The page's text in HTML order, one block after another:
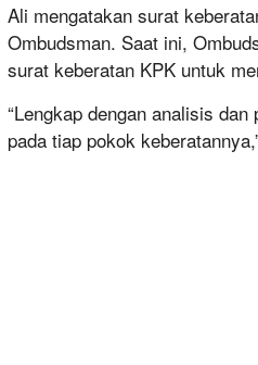
Ali mengatakan surat
Ombudsman. Saat ini,
surat keberatan KPK untuk
“Lengkap dengan analisis
pada tiap pokok